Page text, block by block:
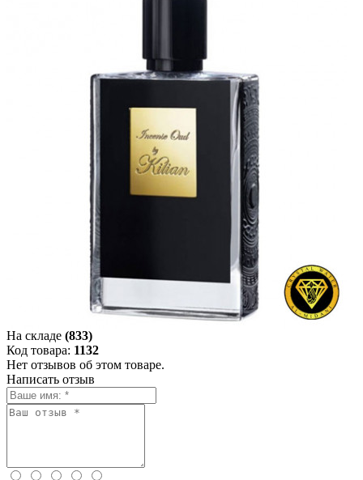
На складе (833)
Код товара: 1132
Нет отзывов об этом товаре.
Написать отзыв